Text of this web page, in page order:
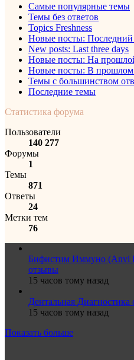
Самые популярные темы
Темы без ответов
Topics Freshness
Новые посты: Последний
New posts: Last three days
Новые посты: На
Новые посты: В прошлом
Темы с большинством
Последние темы
Статистика форума
Пользователи
140 277
Форумы
1
Темы
871
Ответы
24
Метки тем
76
Бифистим Иммуно (Anvi
отзывы
15 часов тому назад
Дентальная Диагностика
15 часов тому назад
Показать больше